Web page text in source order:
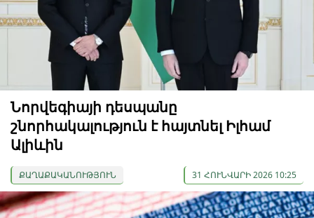
Նորվեգիայի դեսպանը
շնորհակալություն է հայտնել Իլհամ
Ալիևին
ՔԱՂԱՔԱԿԱՆՈՒԹՅՈՒՆ 31 ՀՈՒՆՎԱՐԻ 2026 10:25